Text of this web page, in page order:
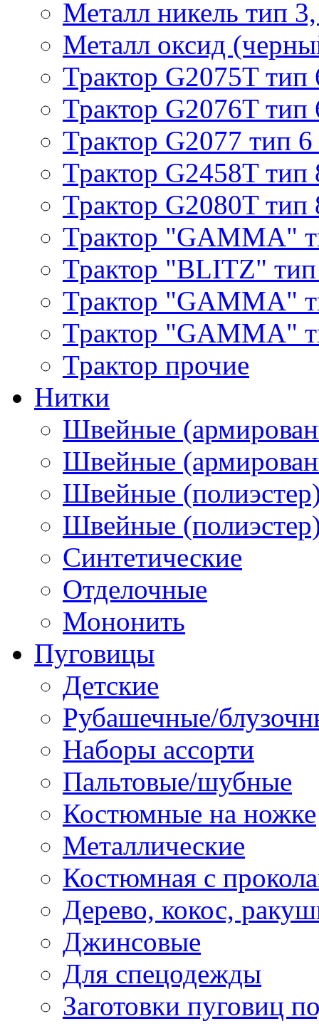
Металл никель тип
Металл оксид
Трактор G2075T тип
Трактор G2076T тип
Трактор G2077 тип 6
Трактор G2458T тип
Трактор G2080T тип
Трактор "GAMMA"
Трактор "BLITZ"
Трактор "GAMMA"
Трактор "GAMMA"
Трактор прочие
Нитки
Швейные
Швейные
Швейные
Швейные
Синтетические
Отделочные
Мононить
Пуговицы
Детские
Рубашечные/
Наборы ассорти
Пальтовые/шубные
Костюмные на ножке
Металлические
Костюмная с
Дерево, кокос,
Джинсовые
Для спецодежды
Заготовки пуговиц